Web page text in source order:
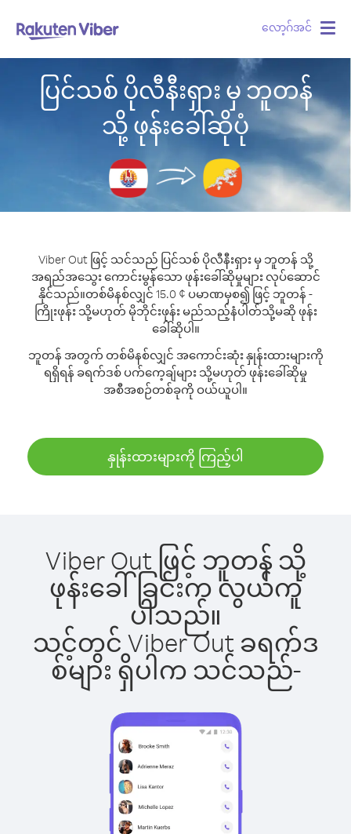
လော့ဂ်အင်
ပြင်သစ် ပိုလီနီးရှား မှ ဘူတန်
သို့ ဖုန်းခေါ်ဆိုပုံ
Viber Out ဖြင့် သင်သည် ပြင်သစ် ပိုလီနီးရှား မှ ဘူတန် သို့
အရည်အသွေး ကောင်းမွန်သော ဖုန်းခေါ်ဆိုမှုများ လုပ်ဆောင်
နိုင်သည်။တစ်မိနစ်လျှင် 15.0 ¢ ပမာဏမှစ၍ ဖြင့် ဘူတန် -
ကြိုးဖုန်း သို့မဟုတ် မိုဘိုင်းဖုန်း မည်သည့်နံပါတ်သို့မဆို ဖုန်း
ခေါ်ဆိုပါ။
ဘူတန် အတွက် တစ်မိနစ်လျှင် အကောင်းဆုံး နှုန်းထားများကို
ရရှိရန် ခရက်ဒစ် ပက်ကေ့ချ်များ သို့မဟုတ် ဖုန်းခေါ်ဆိုမှု
အစီအစဉ်တစ်ခုကို ဝယ်ယူပါ။
နှုန်းထားများကို ကြည့်ပါ
Viber Out ဖြင့် ဘူတန် သို့
ဖုန်းခေါ်ခြင်းက လွယ်ကူ
ပါသည်။
သင့်တွင် Viber Out ခရက်ဒ
စ်များ ရှိပါက သင်သည်-